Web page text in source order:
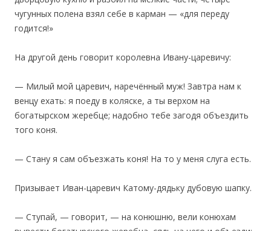
чугунных полена взял себе в карман — «для переду
годится!»
‎На другой день говорит королевна Ивану-царевичу:
— Милый мой царевич, наречённый муж! Завтра нам к
венцу ехать: я поеду в коляске, а ты верхом на
богатырском жеребце; надобно тебе загодя объездить
того коня.
— Стану я сам объезжать коня! На то у меня слуга есть.
Призывает Иван-царевич Катому-дядьку дубовую шапку.
— Ступай, — говорит, — на конюшню, вели конюхам